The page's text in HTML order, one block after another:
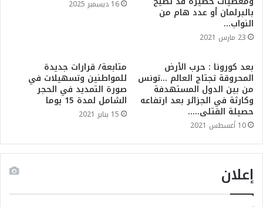
بالبرلمان أو عدد هام من
النواب…
23 مارس 2021
16 ديسمبر 2025
بعد كورونا : حرب الأرض
المحروقة تجتاج العالم …تونس
من بين الدول المستهدفة
وكارثة في الجزائر بعد ارتفاعه
حصيلة القتلى…..
10 أغسطس 2021
متابعة/ قرارات جديدة
للمواطنين وتسهيلات في
صورة التمديد في الحجر
الشامل لمدة 15 يوما
15 يناير 2021
إعلان